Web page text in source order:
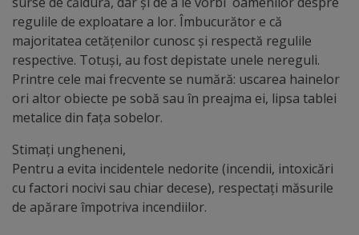
Deținători
ai
titlului
„Merite
pentru
Ungheni”
regulile de exploatare a lor. Îmbucurător e că
majoritatea cetățenilor cunosc și respectă regulile
respective. Totuși, au fost depistate unele nereguli.
Printre cele mai frecvente se numără: uscarea hainelor
ori altor obiecte pe sobă sau în preajma ei, lipsa tablei
metalice din fața sobelor.
Stimați ungheneni,
Pentru a evita incidentele nedorite (incendii, intoxicări
cu factori nocivi sau chiar decese), respectați măsurile
de apărare împotriva incendiilor.